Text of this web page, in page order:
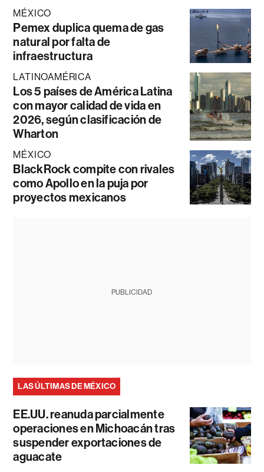
MÉXICO
Pemex duplica quema de gas
natural por falta de
infraestructura
LATINOAMÉRICA
Los 5 países de América Latina
con mayor calidad de vida en
2026, según clasificación de
Wharton
MÉXICO
BlackRock compite con rivales
como Apollo en la puja por
proyectos mexicanos
PUBLICIDAD
LAS ÚLTIMAS DE MÉXICO
EE.UU. reanuda parcialmente
operaciones en Michoacán tras
suspender exportaciones de
aguacate